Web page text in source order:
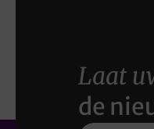
Laat
de